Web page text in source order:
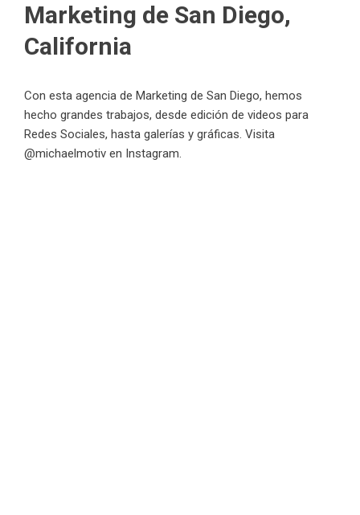
Marketing de San Diego,
California
Con esta agencia de Marketing de San Diego, hemos
hecho grandes trabajos, desde edición de videos para
Redes Sociales, hasta galerías y gráficas. Visita
@michaelmotiv en Instagram.